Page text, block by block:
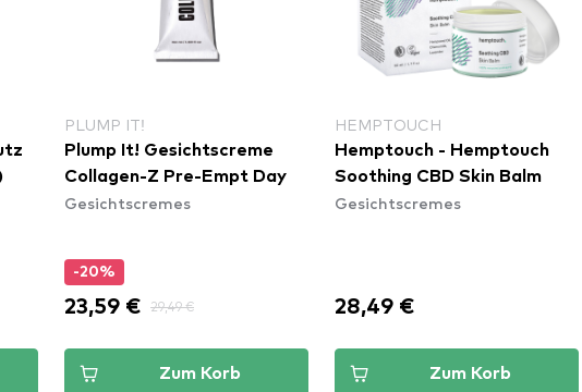
PLUMP IT!
Plump It! Gesichtscreme
Collagen-Z Pre-Empt Day
Gesichtscremes
-20%
23,59 € 29,49 €
Zum Korb
HEMPTOUCH
Hemptouch - Hemptouch
Soothing CBD Skin Balm
Gesichtscremes
28,49 €
Zum Korb